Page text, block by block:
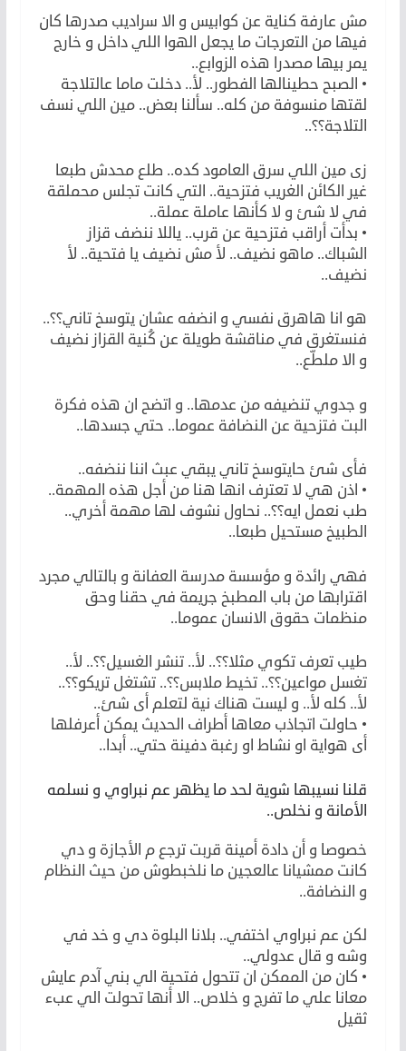
مش عارفة كناية عن كوابيس و الا سراديب صدرها كان
فيها من التعرجات ما يجعل الهوا اللي داخل و خارج
يمر بيها مصدرا هذه الزوابع..
• الصبح حطينالها الفطور.. لأ.. دخلت ماما عالتلاجة
لقتها منسوفة من كله.. سألنا بعض.. مين اللي نسف
التلاجة؟؟..
زى مين اللي سرق العامود كده.. طلع محدش طبعا
غير الكائن الغريب فتزحية.. التي كانت تجلس محملقة
في لا شئ و لا كأنها عاملة عملة..
• بدأت أراقب فتزحية عن قرب.. ياللا ننضف قزاز
الشباك.. ماهو نضيف.. لأ مش نضيف يا فتحية.. لأ
نضيف..
هو انا هاهرق نفسي و انضفه عشان يتوسخ تاني؟؟..
فنستغرق في مناقشة طويلة عن كُنية القزاز نضيف
و الا ملطّع..
و جدوي تنضيفه من عدمها.. و اتضح ان هذه فكرة
البت فتزحية عن النضافة عموما.. حتي جسدها..
فأى شئ حايتوسخ تاني يبقي عبث اننا ننضفه..
• اذن هي لا تعترف انها هنا من أجل هذه المهمة..
طب نعمل ايه؟؟.. نحاول نشوف لها مهمة أخري..
الطبيخ مستحيل طبعا..
فهي رائدة و مؤسسة مدرسة العفانة و بالتالي مجرد
اقترابها من باب المطبخ جريمة في حقنا وحق
منظمات حقوق الانسان عموما..
طيب تعرف تكوي مثلا؟؟.. لأ.. تنشر الغسيل؟؟.. لأ..
تغسل مواعين؟؟.. تخيط ملابس؟؟.. تشتغل تريكو؟؟..
لأ.. كله لأ.. و ليست هناك نية لتعلم أى شئ..
• حاولت اتجاذب معاها أطراف الحديث يمكن أعرفلها
أى هواية او نشاط او رغبة دفينة حتي.. أبدا..
قلنا نسيبها شوية لحد ما يظهر عم نبراوي و نسلمه
الأمانة و نخلص..
خصوصا و أن دادة أمينة قربت ترجع م الأجازة و دي
كانت ممشيانا عالعجين ما نلخبطوش من حيث النظام
و النضافة..
لكن عم نبراوي اختفي.. بلانا البلوة دي و خد في
وشه و قال عدولي..
• كان من الممكن ان تتحول فتحية الي بني آدم عايش
معانا علي ما تفرج و خلاص.. الا أنها تحولت الي عبء
ثقيل